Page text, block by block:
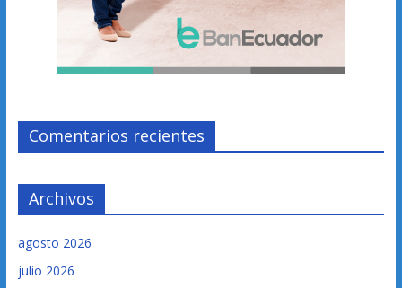
Comentarios recientes
Archivos
agosto 2026
julio 2026